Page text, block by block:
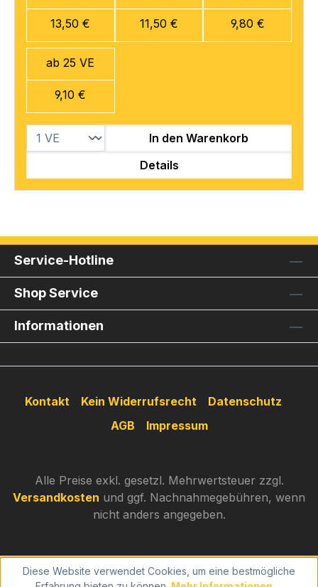
13,50 € 11,50 € 9,80 €
ab 25 VE
9,10 €
In den Warenkorb
Details
Service-Hotline
Shop Service
Informationen
Kontakt Kein Widerrufsrecht
Datenschutz
AGB
Impressum
Alle Preise exkl. gesetzl. Mehrwertsteuer zzgl.
Versandkosten und ggf. Nachnahmegebühren, wenn
nicht anders angegeben.
Diese Website verwendet Cookies, um eine bestmögliche